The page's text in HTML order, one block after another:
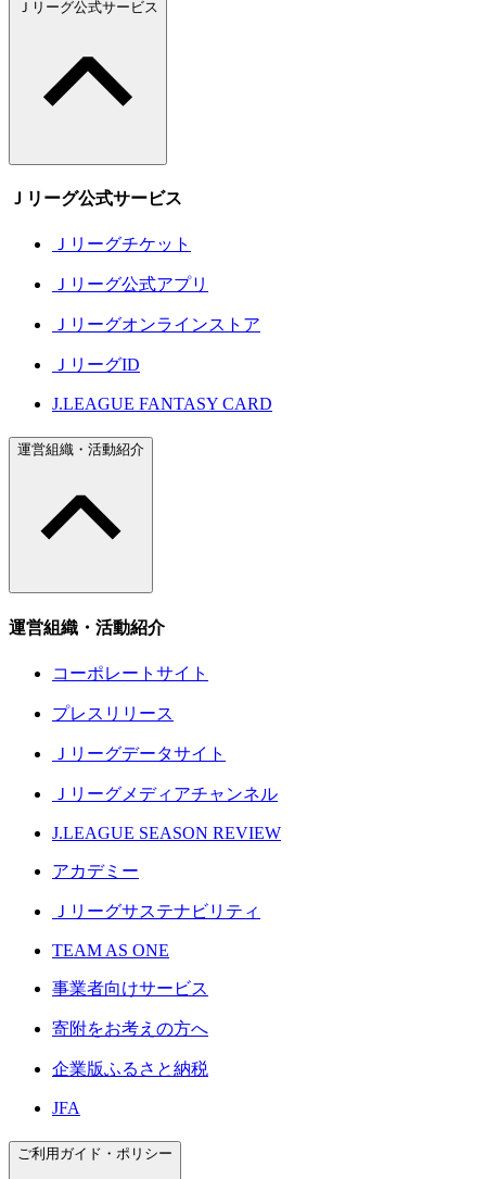
Ｊリーグ公式サービス
Ｊリーグ公式サービス
Ｊリーグチケット
Ｊリーグ公式アプリ
Ｊリーグオンラインストア
ＪリーグID
J.LEAGUE FANTASY CARD
運営組織・活動紹介
運営組織・活動紹介
コーポレートサイト
プレスリリース
Ｊリーグデータサイト
Ｊリーグメディアチャンネル
J.LEAGUE SEASON REVIEW
アカデミー
Ｊリーグサステナビリティ
TEAM AS ONE
事業者向けサービス
寄附をお考えの方へ
企業版ふるさと納税
JFA
ご利用ガイド・ポリシー